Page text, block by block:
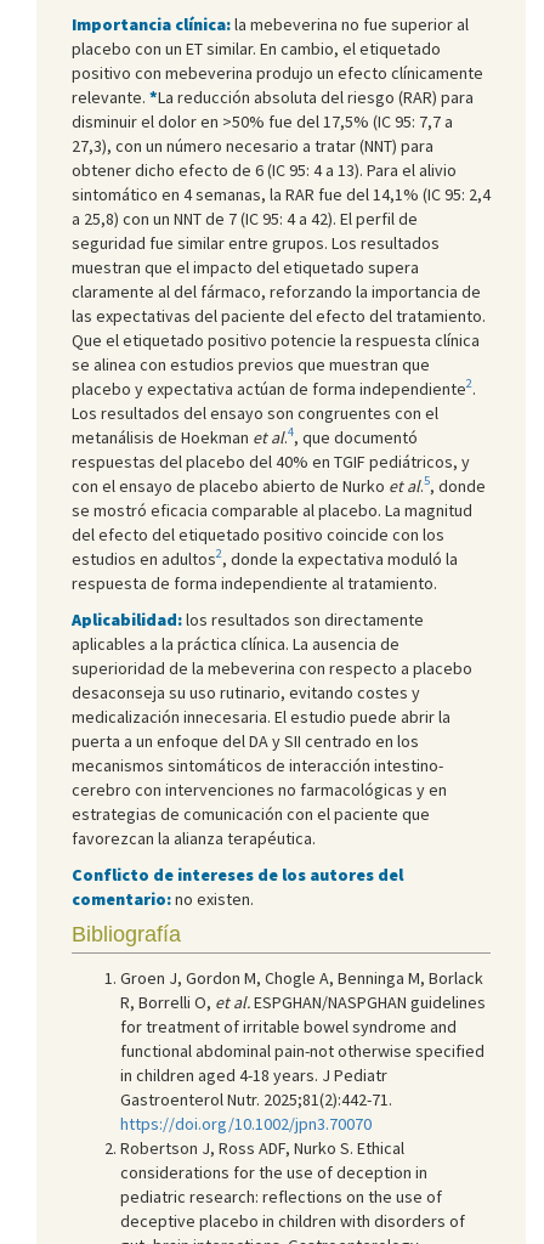
Importancia clínica:la mebeverina no fue superior al
placebo con un ET similar. En cambio, el etiquetado
positivo con mebeverina produjo un efecto clínicamente
relevante. *La reducción absoluta del riesgo (RAR) para
disminuir el dolor en >50% fue del 17,5% (IC 95: 7,7 a
27,3), con un número necesario a tratar (NNT) para
obtener dicho efecto de 6 (IC 95: 4 a 13). Para el alivio
sintomático en 4 semanas, la RAR fue del 14,1% (IC 95: 2,4
a 25,8) con un NNT de 7 (IC 95: 4 a 42). El perfil de
seguridad fue similar entre grupos. Los resultados
muestran que el impacto del etiquetado supera
claramente al del fármaco, reforzando la importancia de
las expectativas del paciente del efecto del tratamiento.
Que el etiquetado positivo potencie la respuesta clínica
se alinea con estudios previos que muestran que
placebo y expectativa actúan de forma independiente2.
Los resultados del ensayo son congruentes con el
metanálisis de Hoekman et al.4, que documentó
respuestas del placebo del 40% en TGIF pediátricos, y
con el ensayo de placebo abierto de Nurko et al.5, donde
se mostró eficacia comparable al placebo. La magnitud
del efecto del etiquetado positivo coincide con los
estudios en adultos2, donde la expectativa moduló la
respuesta de forma independiente al tratamiento.
Aplicabilidad:los resultados son directamente
aplicables a la práctica clínica. La ausencia de
superioridad de la mebeverina con respecto a placebo
desaconseja su uso rutinario, evitando costes y
medicalización innecesaria. El estudio puede abrir la
puerta a un enfoque del DA y SII centrado en los
mecanismos sintomáticos de interacción intestino-
cerebro con intervenciones no farmacológicas y en
estrategias de comunicación con el paciente que
favorezcan la alianza terapéutica.
Conflicto de intereses de los autores del
comentario:no existen.
Bibliografía
Groen J, Gordon M, Chogle A, Benninga M, Borlack
R, Borrelli O, et al.ESPGHAN/NASPGHAN guidelines
for treatment of irritable bowel syndrome and
functional abdominal pain-not otherwise specified
in children aged 4-18 years. J Pediatr
Gastroenterol Nutr. 2025;81(2):442-71.
https://doi.org/10.1002/jpn3.70070
Robertson J, Ross ADF, Nurko S. Ethical
considerations for the use of deception in
pediatric research: reflections on the use of
deceptive placebo in children with disorders of